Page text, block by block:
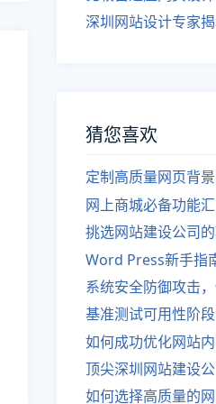
猜您喜欢
基准测试可用性阶段